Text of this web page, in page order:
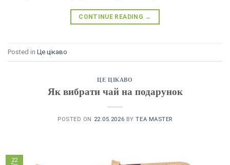
CONTINUE READING →
Posted in Це цікаво
ЦЕ ЦІКАВО
Як вибрати чай на подарунок
POSTED ON 22.05.2026 BYTEA MASTER
22